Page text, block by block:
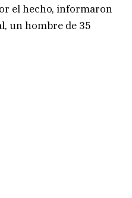
el hecho, informaron
un hombre de 35